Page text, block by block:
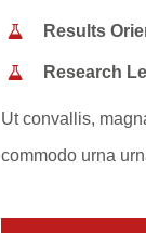
Results
Research
Ut convallis,
commodo urna